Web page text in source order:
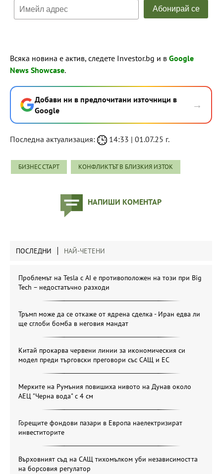
Всяка новина е актив, следете Investor.bg и в Google
News Showcase.
Добави ни в предпочитани източници в
Google
→
Последна актуализация: 14:33 | 01.07.25 г.
БИЗНЕС СТАРТ КОНФЛИКТЪТ В БЛИЗКИЯ ИЗТОК
НАПИШИ КОМЕНТАР
ПОСЛЕДНИ НАЙ-ЧЕТЕНИ
Проблемът на Tesla с AI е противоположен на този при Big
Tech – недостатъчно разходи
Тръмп може да се откаже от ядрена сделка - Иран едва ли
ще сглоби бомба в неговия мандат
Китай прокарва червени линии за икономическия си
модел преди търговски преговори със САЩ и ЕС
Мерките на Румъния повишиха нивото на Дунав около
АЕЦ "Черна вода" с 4 см
Горещите фондови пазари в Европа наелектризират
инвеститорите
Върховният съд на САЩ тихомълком уби независимостта
на борсовия регулатор